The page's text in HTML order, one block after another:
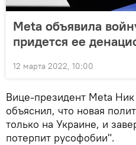
Meta объявила
придется ее
12 марта 2022, 10:00
Вице-президент Meta
объяснил, что новая
только на Украине, и
потерпит русофобии".